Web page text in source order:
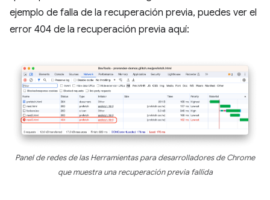
ejemplo de falla de la recuperación previa, puedes ver el
error 404 de la recuperación previa aquí:
Panel de redes de las Herramientas para desarrolladores de Chrome
que muestra una recuperación previa fallida